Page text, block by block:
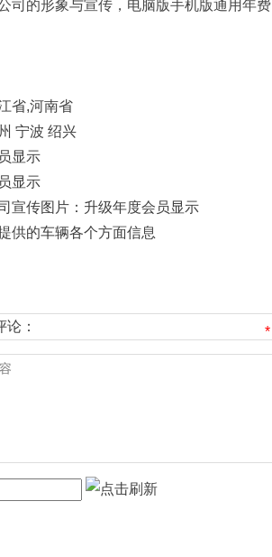
司的形象与宣传，电脑版手机版通用年费
省,河南省
宁波 绍兴
显示
显示
宣传图片：升级年度会员显示
供的车辆各个方面信息
论： *